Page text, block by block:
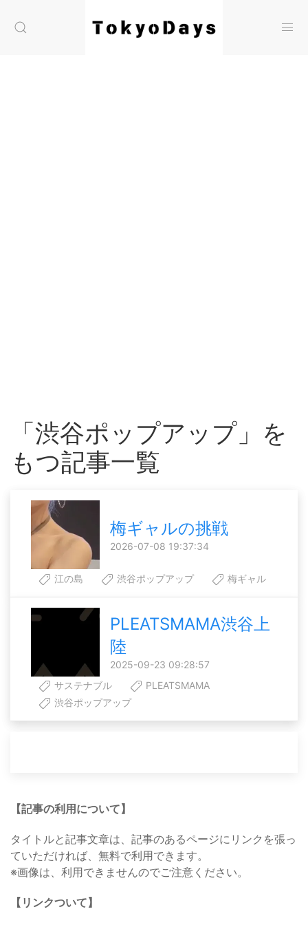
「渋谷ポップアップ」を
もつ記事一覧
梅ギャルの挑戦
2026-07-08 19:37:34
江の島 渋谷ポップアップ 梅ギャル
PLEATSMAMA渋谷上
陸
2025-09-23 09:28:57
サステナブル
PLEATSMAMA
渋谷ポップアップ
【記事の利用について】
タイトルと記事文章は、記事のあるページにリンクを張っ
ていただければ、無料で利用できます。
※画像は、利用できませんのでご注意ください。
【リンクついて】